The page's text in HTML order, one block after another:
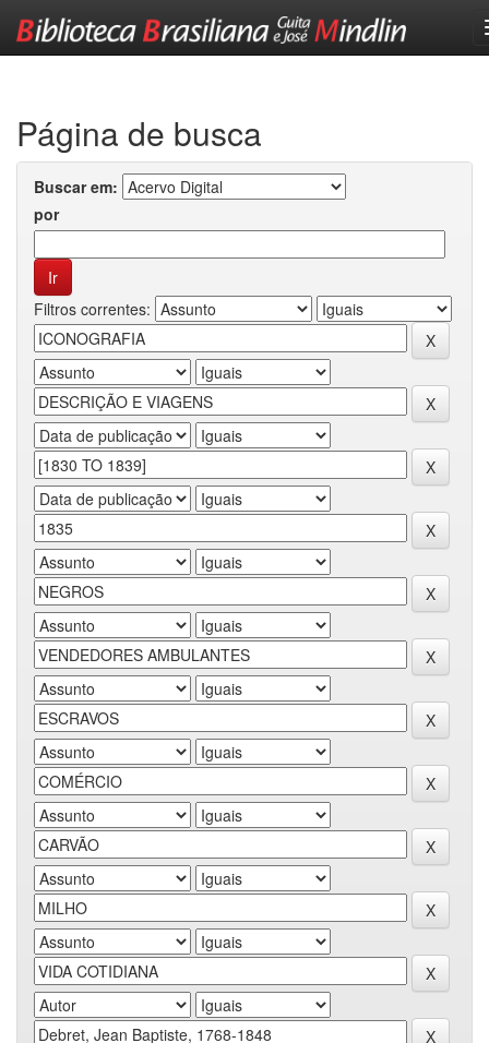
Página de busca
Buscar em:
por
Filtros correntes: